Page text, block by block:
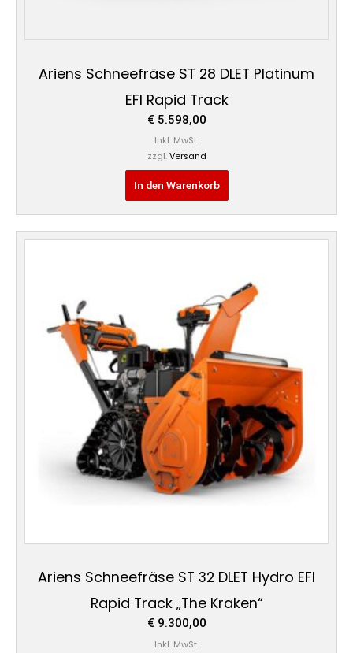
Ariens Schneefräse ST 28 DLET Platinum
EFI Rapid Track
€5.598,00
Inkl. MwSt.
zzgl. Versand
In den Warenkorb
Ariens Schneefräse ST 32 DLET Hydro EFI
Rapid Track „The Kraken“
€9.300,00
Inkl. MwSt.